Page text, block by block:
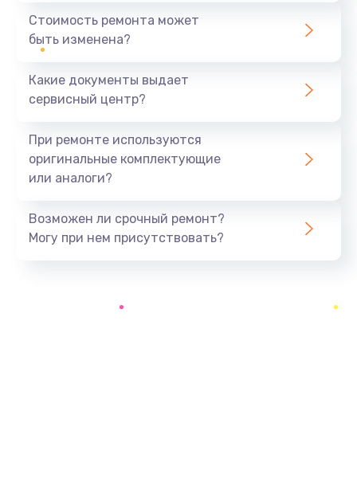
1600 руб.
Замена USB порта
Замена материнской платы
Заказать
Стоимость ремонта может
быть изменена?
Какие документы выдает
сервисный центр?
При ремонте используются
оригинальные комплектующие
или аналоги?
Возможен ли срочный ремонт?
Могу при нем присутствовать?